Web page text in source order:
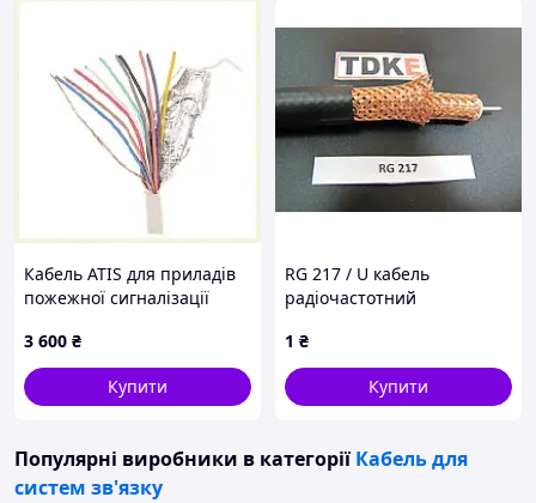
Кабель ATIS для приладів
пожежної сигналізації
3 600 ₴
Купити
RG 217 / U кабель
радіочастотний
80оС M17/78
1 ₴
Купити
Популярні виробники в категорії Кабель для
систем зв'язку